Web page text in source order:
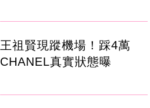
王祖賢現蹤機場！踩4萬
CHANEL真實狀態曝